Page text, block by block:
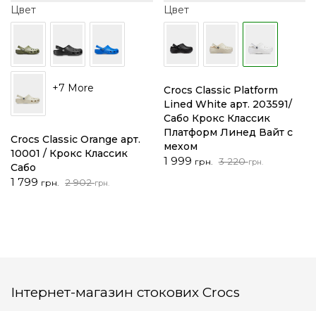
Цвет
+7 More
Crocs Classic Orange арт.
10001 / Крокс Классик
Сабо
2 902грн.
Первоначальная
1 799 грн.
Текущая
Цвет
Crocs Classic Platform
Lined White арт. 203591/
Сабо Крокс Классик
Платформ Линед Вайт с
мехом
3 220грн.
Первоначальная
1 999 грн.
Текущая
Інтернет-магазин стокових Crocs